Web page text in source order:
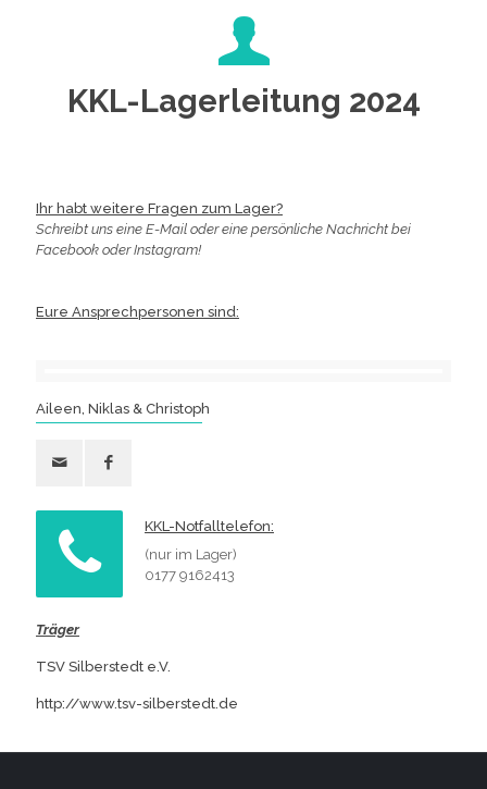
KKL-Lagerleitung 2024
Ihr habt weitere Fragen zum Lager?
Schreibt uns eine E-Mail oder eine persönliche Nachricht bei
Facebook oder Instagram!
Eure Ansprechpersonen sind:
Aileen, Niklas & Christoph
KKL-Notfalltelefon:
(nur im Lager)
0177 9162413
Träger
TSV Silberstedt e.V.
http://www.tsv-silberstedt.de